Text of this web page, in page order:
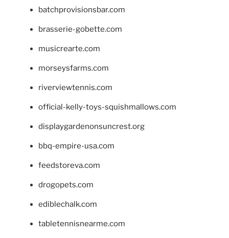
batchprovisionsbar.com
brasserie-gobette.com
musicrearte.com
morseysfarms.com
riverviewtennis.com
official-kelly-toys-squishmallows.com
displaygardenonsuncrest.org
bbq-empire-usa.com
feedstoreva.com
drogopets.com
ediblechalk.com
tabletennisnearme.com